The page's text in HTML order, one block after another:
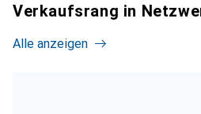
Verkaufsrang in
Alle anzeigen